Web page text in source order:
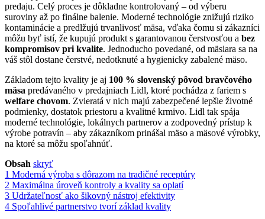
predaju. Celý proces je dôkladne kontrolovaný – od výberu
suroviny až po finálne balenie. Moderné technológie znižujú riziko
kontaminácie a predlžujú trvanlivosť mäsa, vďaka čomu si zákazníci
môžu byť istí, že kupujú produkt s garantovanou čerstvosťou a bez
kompromisov pri kvalite. Jednoducho povedané, od mäsiara sa na
váš stôl dostane čerstvé, nedotknuté a hygienicky zabalené mäso.
Základom tejto kvality je aj 100 % slovenský pôvod bravčového
mäsa predávaného v predajniach Lidl, ktoré pochádza z fariem s
welfare chovom. Zvieratá v nich majú zabezpečené lepšie životné
podmienky, dostatok priestoru a kvalitné krmivo. Lidl tak spája
moderné technológie, lokálnych partnerov a zodpovedný prístup k
výrobe potravín – aby zákazníkom prinášal mäso a mäsové výrobky,
na ktoré sa môžu spoľahnúť.
Obsah skryť
1 Moderná výroba s dôrazom na tradičné receptúry
2 Maximálna úroveň kontroly a kvality sa oplatí
3 Udržateľnosť ako šikovný nástroj efektivity
4 Spoľahlivé partnerstvo tvorí základ kvality